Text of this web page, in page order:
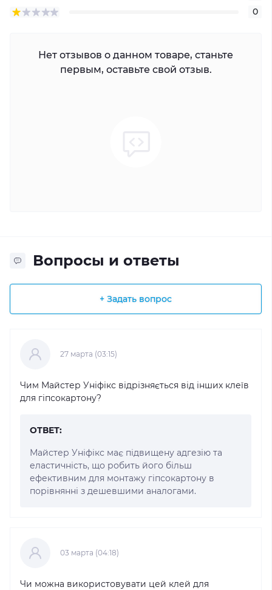
0
Нет отзывов о данном товаре, станьте
первым, оставьте свой отзыв.
Вопросы и ответы
+ Задать вопрос
27 марта (03:15)
Чим Майстер Уніфікс відрізняється від інших клеїв
для гіпсокартону?
ОТВЕТ:
Майстер Уніфікс має підвищену адгезію та
еластичність, що робить його більш
ефективним для монтажу гіпсокартону в
порівнянні з дешевшими аналогами.
03 марта (04:18)
Чи можна використовувати цей клей для